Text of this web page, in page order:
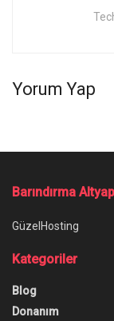
Yorum Yap
Barındırma
GüzelHosting
Kategoriler
Blog
Donanım